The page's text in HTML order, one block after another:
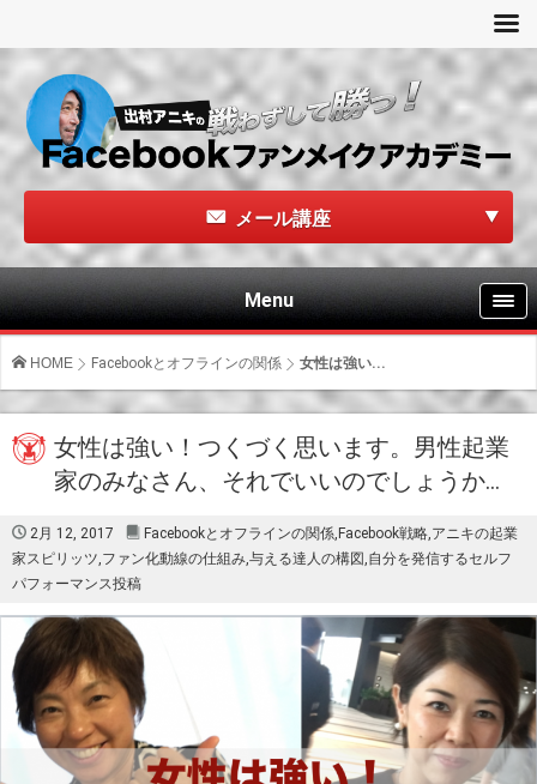
メール講座
Menu
HOME Facebookとオフラインの関係 女性は強い...
女性は強い！つくづく思います。男性起業
家のみなさん、それでいいのでしょうか…
2月 12, 2017 Facebookとオフラインの関係,Facebook戦略,アニキの起業
家スピリッツ,ファン化動線の仕組み,与える達人の構図,自分を発信するセルフ
パフォーマンス投稿